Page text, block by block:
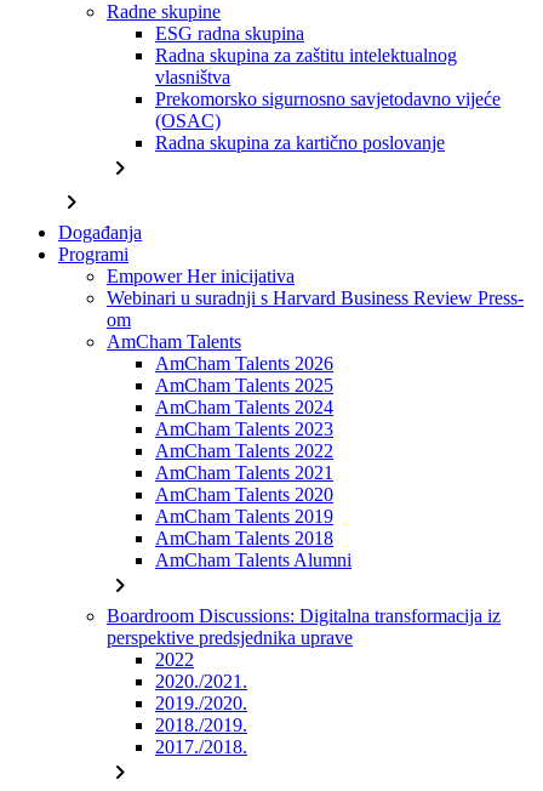
Radne skupine
ESG radna skupina
Radna skupina za zaštitu intelektualnog
vlasništva
Prekomorsko sigurnosno savjetodavno vijeće
(OSAC)
Radna skupina za kartično poslovanje
chevron_right
chevron_right
Događanja
Programi
Empower Her inicijativa
Webinari u suradnji s Harvard Business Review Press-
om
AmCham Talents
AmCham Talents 2026
AmCham Talents 2025
AmCham Talents 2024
AmCham Talents 2023
AmCham Talents 2022
AmCham Talents 2021
AmCham Talents 2020
AmCham Talents 2019
AmCham Talents 2018
AmCham Talents Alumni
chevron_right
Boardroom Discussions: Digitalna transformacija iz
perspektive predsjednika uprave
2022
2020./2021.
2019./2020.
2018./2019.
2017./2018.
chevron_right